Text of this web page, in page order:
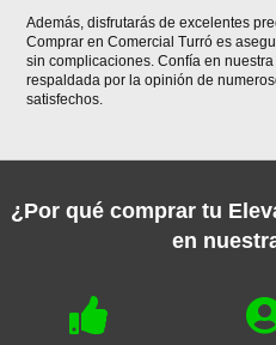
Además, disfrutarás de excelentes
Comprar en Comercial Turró es
sin complicaciones. Confía en
respaldada por la opinión de
satisfechos.
¿Por qué comprar tu
en